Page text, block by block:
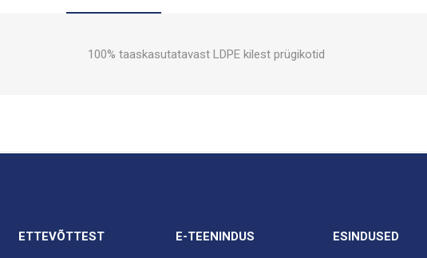
100% taaskasutatavast LDPE kilest prügikotid
ETTEVÕTTEST E-TEENINDUS ESINDUSED